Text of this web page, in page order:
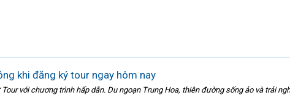
khi đăng ký tour ngay hôm nay
với chương trình hấp dẫn. Du ngoạn Trung Hoa, thiên đường sống ảo và trải